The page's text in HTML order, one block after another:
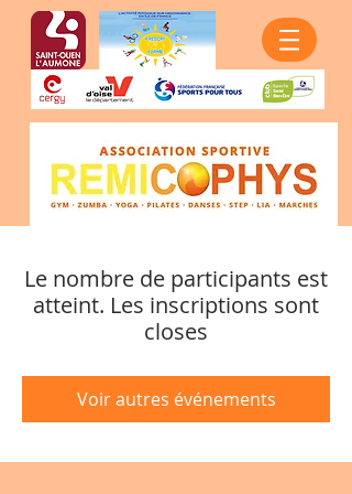
Le nombre de participants est
atteint. Les inscriptions sont
closes
Voir autres événements